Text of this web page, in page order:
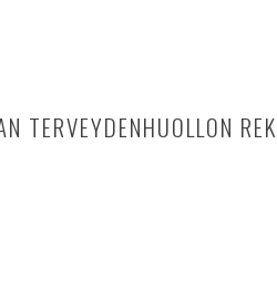
TERVEYDENHUOLLON